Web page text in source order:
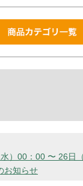
）00：00 〜 26
お知らせ